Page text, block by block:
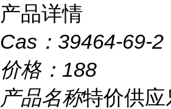
产品详情
Cas： 39464-69-2
价格： 188
产品名称特价供应